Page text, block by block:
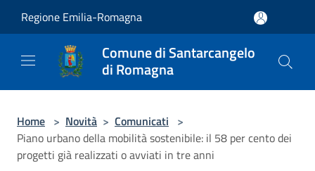
Regione Emilia-Romagna
Comune di Santarcangelo
di Romagna
Home > Novità > Comunicati >
Piano urbano della mobilità sostenibile: il 58 per cento dei
progetti già realizzati o avviati in tre anni